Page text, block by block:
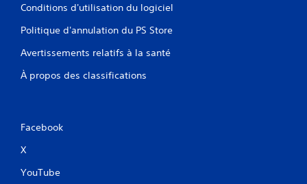
Conditions d'utilisation du logiciel
Politique d'annulation du PS Store
Avertissements relatifs à la santé
À propos des classifications
Facebook
X
YouTube